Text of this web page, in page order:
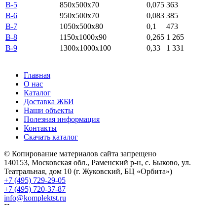
В-5
850x500x70 0,075 363
В-6
950x500x70 0,083 385
В-7
1050x500x80 0,1
473
В-8
1150x1000x90 0,265 1 265
В-9
1300x1000x100 0,33 1 331
Главная
О нас
Каталог
Доставка ЖБИ
Наши объекты
Полезная информация
Контакты
Скачать каталог
© Копирование материалов сайта запрещено
140153, Московская обл., Раменский р-н, с. Быково, ул.
Театральная, дом 10 (г. Жуковский, БЦ «Орбита»)
+7 (495) 729-29-05
+7 (495) 720-37-87
info@komplektst.ru